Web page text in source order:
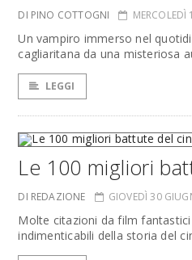
DI PINO COTTOGNI
Un vampiro immerso nel
cagliaritana da una misteriosa
LEGGI
Le 100 migliori
DI REDAZIONE GIOVEDÌ 30
Molte citazioni da film
indimenticabili della storia del